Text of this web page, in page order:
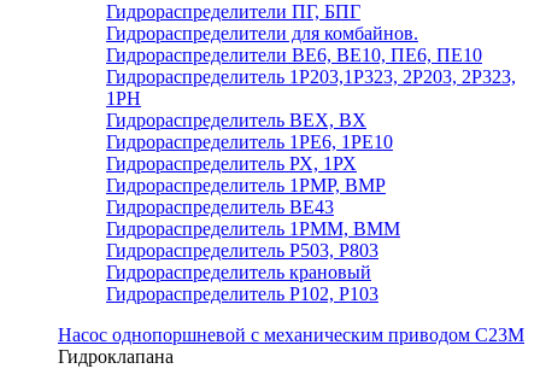
Гидрораспределители ПГ, БПГ
Гидрораспределители для комбайнов.
Гидрораспределители ВЕ6, ВЕ10, ПЕ6, ПЕ10
Гидрораспределитель 1Р203,1Р323, 2Р203, 2Р323,
1РН
Гидрораспределитель ВЕХ, ВХ
Гидрораспределитель 1РЕ6, 1РЕ10
Гидрораспределитель РХ, 1РХ
Гидрораспределитель 1РМР, ВМР
Гидрораспределитель ВЕ43
Гидрораспределитель 1РММ, ВММ
Гидрораспределитель Р503, Р803
Гидрораспределитель крановый
Гидрораспределитель Р102, Р103
Насос однопоршневой с механическим приводом С23М
Гидроклапана